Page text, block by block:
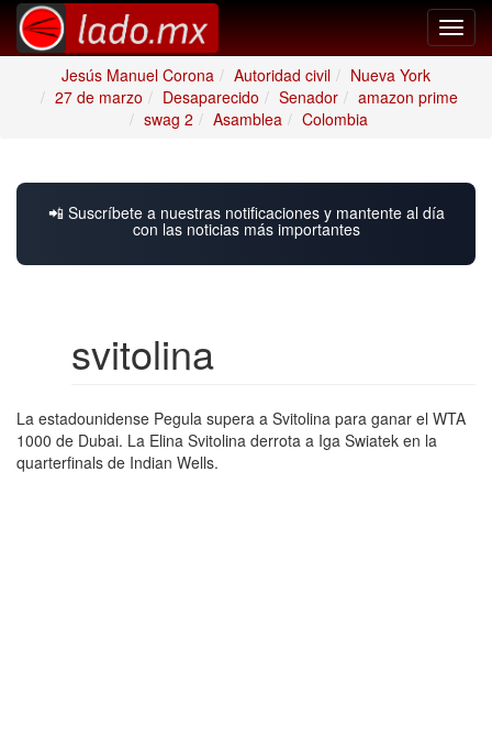
Jesús Manuel Corona
Autoridad civil
Nueva York
27 de marzo
Desaparecido Senador
amazon prime
swag 2
Asamblea Colombia
📲 Suscríbete a nuestras notificaciones y mantente al día
con las noticias más importantes
svitolina
La estadounidense Pegula supera a Svitolina para ganar el WTA
1000 de Dubai. La Elina Svitolina derrota a Iga Swiatek en la
quarterfinals de Indian Wells.